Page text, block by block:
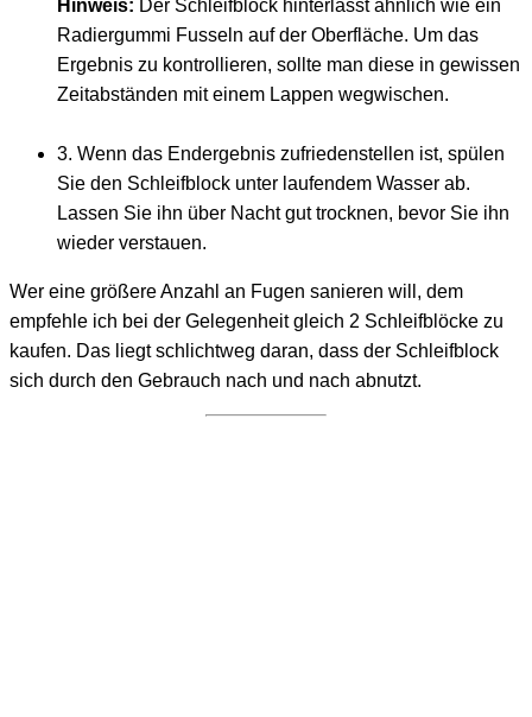
Hinweis: Der Schleifblock hinterlässt ähnlich wie ein
Radiergummi Fusseln auf der Oberfläche. Um das
Ergebnis zu kontrollieren, sollte man diese in gewissen
Zeitabständen mit einem Lappen wegwischen.
3. Wenn das Endergebnis zufriedenstellen ist, spülen
Sie den Schleifblock unter laufendem Wasser ab.
Lassen Sie ihn über Nacht gut trocknen, bevor Sie ihn
wieder verstauen.
Wer eine größere Anzahl an Fugen sanieren will, dem
empfehle ich bei der Gelegenheit gleich 2 Schleifblöcke zu
kaufen. Das liegt schlichtweg daran, dass der Schleifblock
sich durch den Gebrauch nach und nach abnutzt.